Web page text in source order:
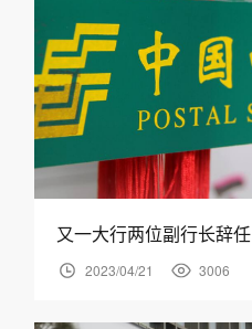
又一大行两位副行长辞任
2023/04/21 3006